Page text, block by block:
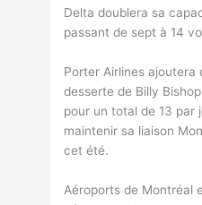
Delta doublera sa
passant de sept à 14
Porter Airlines ajoutera
desserte de Billy
pour un total de 13 par
maintenir sa liaison
cet été.
Aéroports de Montréal